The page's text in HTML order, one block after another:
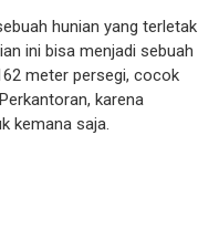
hunian yang terletak
ini bisa menjadi sebuah
meter persegi, cocok
karena
kemana saja.